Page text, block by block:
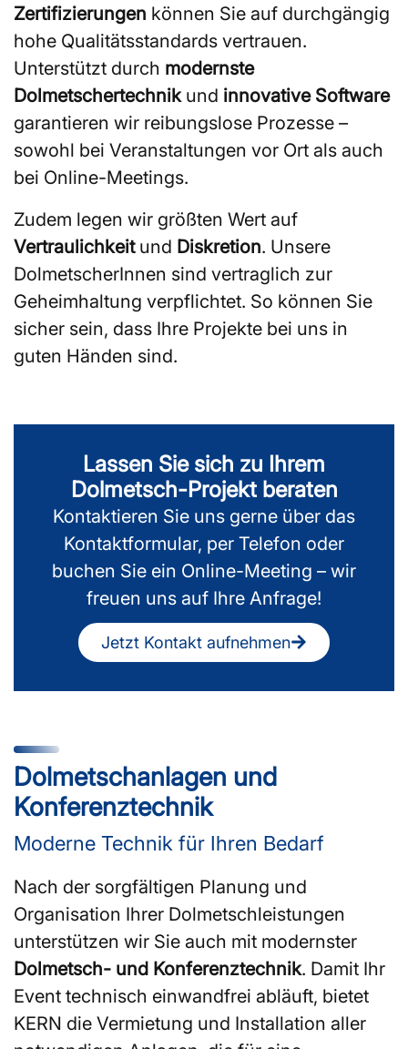
Zertifizierungen können Sie auf durchgängig
hohe Qualitätsstandards vertrauen.
Unterstützt durch modernste
Dolmetschertechnikund innovative Software
garantieren wir reibungslose Prozesse –
sowohl bei Veranstaltungen vor Ort als auch
bei Online-Meetings.
Zudem legen wir größten Wert auf
Vertraulichkeitund Diskretion. Unsere
DolmetscherInnen sind vertraglich zur
Geheimhaltung verpflichtet. So können Sie
sicher sein, dass Ihre Projekte bei uns in
guten Händen sind.
Lassen Sie sich zu Ihrem
Dolmetsch-Projekt beraten
Kontaktieren Sie uns gerne über das
Kontaktformular, per Telefon oder
buchen Sie ein Online-Meeting – wir
freuen uns auf Ihre Anfrage!
Jetzt Kontakt aufnehmen
Dolmetschanlagen und
Konferenztechnik
Moderne Technik für Ihren Bedarf
Nach der sorgfältigen Planung und
Organisation Ihrer Dolmetschleistungen
unterstützen wir Sie auch mit modernster
Dolmetsch- und Konferenztechnik. Damit Ihr
Event technisch einwandfrei abläuft, bietet
KERN die Vermietung und Installation aller